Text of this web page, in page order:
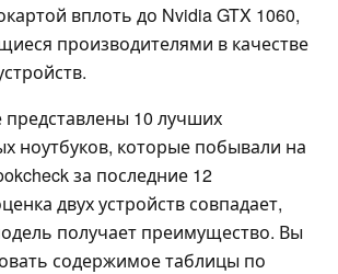
вплоть до Nvidia GTX 1060,
производителями в качестве
10 лучших
ноутбуков, которые побывали на
за последние 12
двух устройств совпадает,
получает преимущество. Вы
содержимое таблицы по